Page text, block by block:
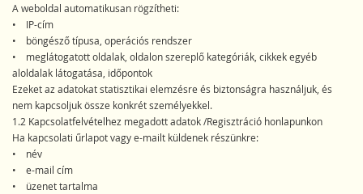
A weboldal automatikusan rögzítheti:
• IP-cím
• böngésző típusa, operációs rendszer
• meglátogatott oldalak, oldalon szereplő kategóriák, cikkek egyéb
aloldalak látogatása, időpontok
Ezeket az adatokat statisztikai elemzésre és biztonságra használjuk, és
nem kapcsoljuk össze konkrét személyekkel.
1.2 Kapcsolatfelvételhez megadott adatok /Regisztráció honlapunkon
Ha kapcsolati űrlapot vagy e-mailt küldenek részünkre:
• név
• e-mail cím
• üzenet tartalma